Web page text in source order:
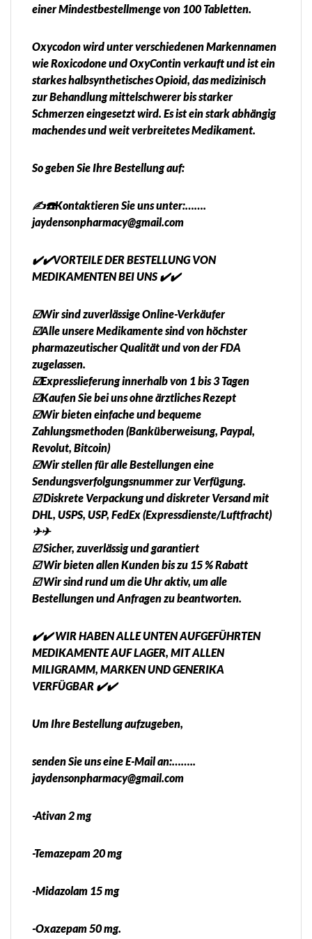
einer Mindestbestellmenge von 100 Tabletten.
Oxycodon wird unter verschiedenen Markennamen
wie Roxicodone und OxyContin verkauft und ist ein
starkes halbsynthetisches Opioid, das medizinisch
zur Behandlung mittelschwerer bis starker
Schmerzen eingesetzt wird. Es ist ein stark abhängig
machendes und weit verbreitetes Medikament.
So geben Sie Ihre Bestellung auf:
✍️☎️Kontaktieren Sie uns unter:…….
jaydensonpharmacy@gmail.com
✔️✔️VORTEILE DER BESTELLUNG VON
MEDIKAMENTEN BEI UNS ✔️✔️
☑️Wir sind zuverlässige Online-Verkäufer
☑️Alle unsere Medikamente sind von höchster
pharmazeutischer Qualität und von der FDA
zugelassen.
☑️Expresslieferung innerhalb von 1 bis 3 Tagen
☑️Kaufen Sie bei uns ohne ärztliches Rezept
☑️Wir bieten einfache und bequeme
Zahlungsmethoden (Banküberweisung, Paypal,
Revolut, Bitcoin)
☑️Wir stellen für alle Bestellungen eine
Sendungsverfolgungsnummer zur Verfügung.
☑️ Diskrete Verpackung und diskreter Versand mit
DHL, USPS, USP, FedEx (Expressdienste/Luftfracht)
✈✈
☑️ Sicher, zuverlässig und garantiert
☑️ Wir bieten allen Kunden bis zu 15 % Rabatt
☑️ Wir sind rund um die Uhr aktiv, um alle
Bestellungen und Anfragen zu beantworten.
✔️✔️ WIR HABEN ALLE UNTEN AUFGEFÜHRTEN
MEDIKAMENTE AUF LAGER, MIT ALLEN
MILIGRAMM, MARKEN UND GENERIKA
VERFÜGBAR ✔️✔️
Um Ihre Bestellung aufzugeben,
senden Sie uns eine E-Mail an:……..
jaydensonpharmacy@gmail.com
-Ativan 2 mg
-Temazepam 20 mg
-Midazolam 15 mg
-Oxazepam 50 mg.